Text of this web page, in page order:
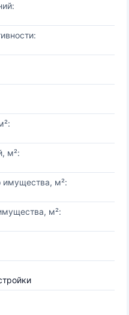
м²:
имущества, м²:
м²: